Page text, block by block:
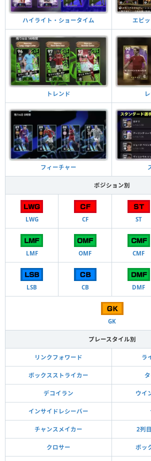
ハイライト・ショータイム エピ
トレンド
フィーチャー
ポジション別
LWG CF ST
LMF OMF CMF
LSB CB DMF
GK
プレースタイル別
リンクフォワード ラ
ボックスストライカー
デコイラン ウイ
インサイドレシーバー
チャンスメイカー 2列
クロサー ボッ